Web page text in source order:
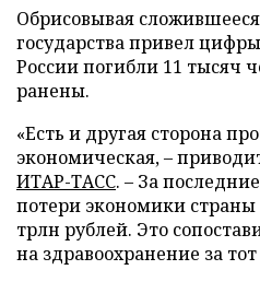
Обрисовывая
государства привел
России погибли 11 тысяч
ранены.
«Есть и другая сторона
экономическая, –
ИТАР-ТАСС. – За
потери экономики страны
трлн рублей. Это
на здравоохранение за